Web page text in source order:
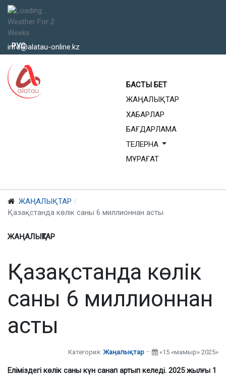
Weather For 2
Weeks
info@alatau-online.kz
Тіліңізді таңдаңыз
РУС
БАСТЫ БЕТ
ЖАҢАЛЫҚТАР
ХАБАРЛАР
БАҒДАРЛАМА
ТЕЛЕРНА
МҰРАҒАТ
ЖАҢАЛЫҚТАР
Қазақстанда көлік саны 6 миллионнан асты
ЖАҢАЛЫҚТАР
Қазақстанда көлік
саны 6 миллионнан
асты
Категория: Жаңалықтар «15 «мамыр» 2025»
Еліміздегі көлік саны күн санап артып келеді. 2025 жылғы 1